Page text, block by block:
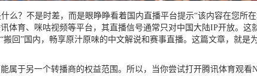
么？不是时差，而是眼睁睁看着国内直播平台提示“该内容在您所
育、咪咕视频等平台，其直播信号通常只对中国大陆IP开放。这
回”国内，畅享原汁原味的中文解说和赛事直播。这篇文章，就是
属于另一个转播商的权益范围。所以，当你尝试打开腾讯体育观